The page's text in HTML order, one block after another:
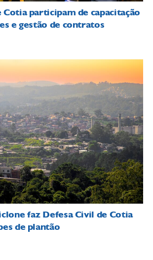
Cotia participam de capacitação
e gestão de contratos
faz Defesa Civil de Cotia
de plantão